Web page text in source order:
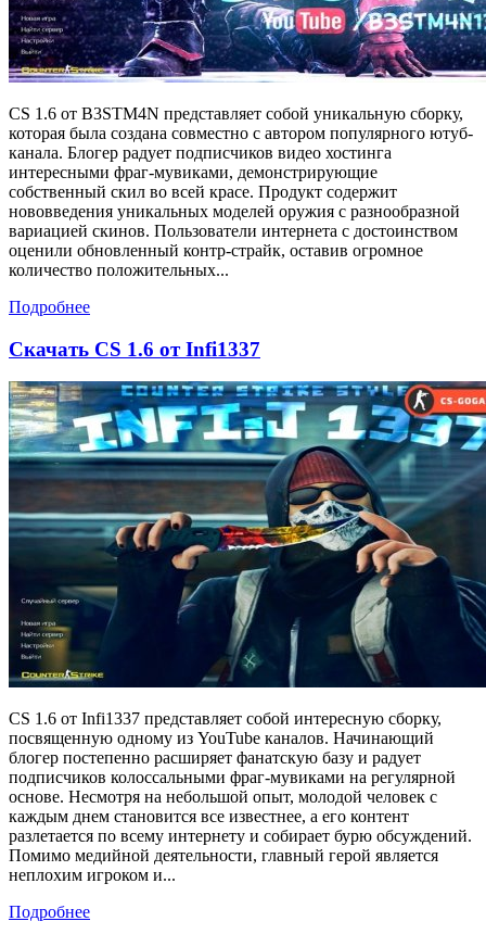
CS 1.6 от B3STM4N представляет собой уникальную сборку,
которая была создана совместно с автором популярного ютуб-
канала. Блогер радует подписчиков видео хостинга
интересными фраг-мувиками, демонстрирующие
собственный скил во всей красе. Продукт содержит
нововведения уникальных моделей оружия с разнообразной
вариацией скинов. Пользователи интернета с достоинством
оценили обновленный контр-страйк, оставив огромное
количество положительных...
Подробнее
Скачать CS 1.6 от Infi1337
CS 1.6 от Infi1337 представляет собой интересную сборку,
посвященную одному из YouTube каналов. Начинающий
блогер постепенно расширяет фанатскую базу и радует
подписчиков колоссальными фраг-мувиками на регулярной
основе. Несмотря на небольшой опыт, молодой человек с
каждым днем становится все известнее, а его контент
разлетается по всему интернету и собирает бурю обсуждений.
Помимо медийной деятельности, главный герой является
неплохим игроком и...
Подробнее